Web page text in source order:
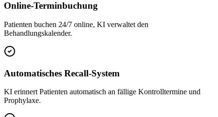
Online-Terminbuchung
Patienten buchen 24/7 online, KI verwaltet den
Behandlungskalender.
Automatisches Recall-System
KI erinnert Patienten automatisch an fällige Kontrolltermine und
Prophylaxe.